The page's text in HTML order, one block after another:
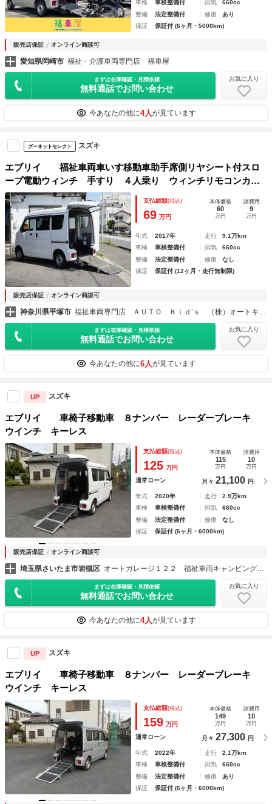
車検 車検整備付 排気
660cc
整備
法定整備付 修復
あり
保証
保証付 (6ヶ月・5000km)
販売店保証 オンライン商談可
愛知県岡崎市 福祉・介護車両専門店 福車屋
まずは在庫確認・見積依頼
無料通話でお問い合わせ
お気に入り
今あなたの他に4人が見ています
グーネットセレクト スズキ
エブリイ 福祉車両車いす移動車助手席側リヤシート付スロ
ープ電動ウィンチ 手すり ４人乗り ウィンチリモコンカロ
ッツェリアナビ キーレス 禁煙車 ５ＧＳ セカンド発進
付 １年保証
支払総額(税込)
69 万円
本体価格
60
万円
諸費用
9
万円
年式 2017年 走行
9.1万km
車検
車検整備付 排気
660cc
整備
法定整備付 修復
なし
保証
保証付 (12ヶ月・走行無制限)
販売店保証 オンライン商談可
神奈川県平塚市 福祉車両専門店 ＡＵＴＯ Ｋｉｄ’ｓ （株）オートキッズ
まずは在庫確認・見積依頼
無料通話でお問い合わせ
お気に入り
今あなたの他に6人が見ています
UP スズキ
エブリイ 車椅子移動車 ８ナンバー レーダーブレーキ
ウインチ キーレス
支払総額(税込)
125 万円
本体価格
115
万円
諸費用
10
万円
通常ローン 月々 21,100 円
年式 2020年 走行
2.9万km
車検
車検整備付 排気
660cc
整備
法定整備付 修復
なし
保証
保証付 (6ヶ月・6000km)
販売店保証 オンライン商談可
埼玉県さいたま市岩槻区 オートガレージ１２２ 福祉車両キャンピングカーハイエース専門
まずは在庫確認・見積依頼
無料通話でお問い合わせ
お気に入り
今あなたの他に4人が見ています
UP スズキ
エブリイ 車椅子移動車 ８ナンバー レーダーブレーキ
ウインチ キーレス
支払総額(税込)
159 万円
本体価格
149
万円
諸費用
10
万円
通常ローン 月々 27,300 円
年式 2022年 走行
2.1万km
車検
車検整備付 排気
660cc
整備
法定整備付 修復
あり
保証
保証付 (6ヶ月・6000km)